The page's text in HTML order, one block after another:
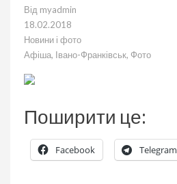
Від myadmin
18.02.2018
Новини і фото
Афіша, Івано-Франківськ, Фото
Поширити це:
Facebook Telegram